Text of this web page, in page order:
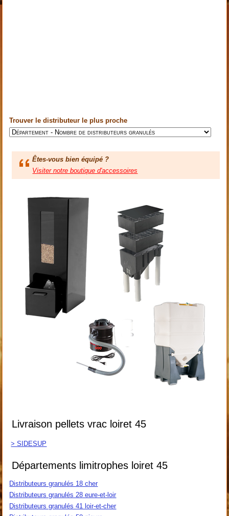
Trouver le distributeur le plus proche
Êtes-vous bien équipé ?
Visiter notre boutique d'accessoires
Livraison pellets vrac loiret 45
> SIDESUP
Départements limitrophes loiret 45
Distributeurs granulés 18 cher
Distributeurs granulés 28 eure-et-loir
Distributeurs granulés 41 loir-et-cher